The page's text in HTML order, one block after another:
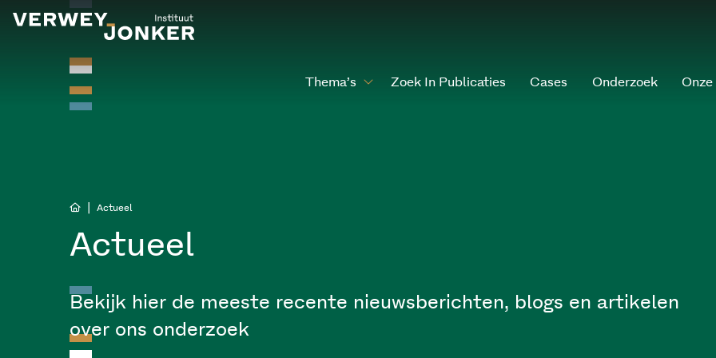
Thema’s Zoek In Publicaties Cases Onderzoek Onze
Actueel
Actueel
Bekijk hier de meeste recente nieuwsberichten, blogs en artikelen
over ons onderzoek